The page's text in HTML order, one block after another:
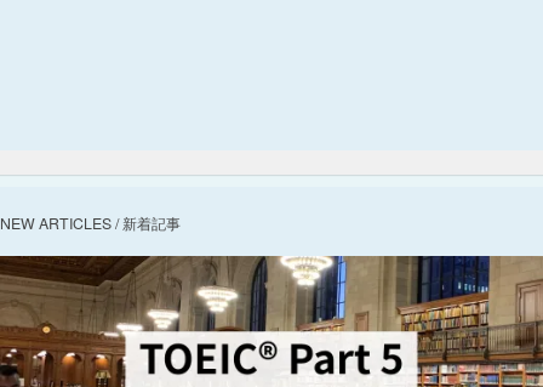
NEW ARTICLES / 新着記事